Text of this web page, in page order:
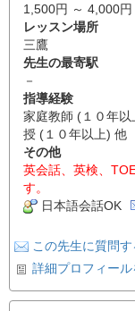
1,500円 ～ 4,000円
レッスン場所
三鷹
先生の最寄駅
－
指導経験
家庭教師 (１０年
授 (１０年以上) 他
その他
英会話、英検、
す。
日本語会話OK
この先生に質問す
詳細プロフィール